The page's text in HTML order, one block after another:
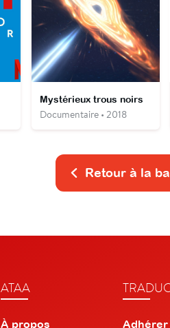
Mystérieux trous noirs
Documentaire • 2018
Retour à la
ATAA
À propos Adhérer